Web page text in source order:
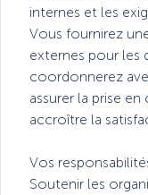
internes et les
Vous fournirez
externes pour les
coordonnerez
assurer la prise
accroître la
Vos
Soutenir les